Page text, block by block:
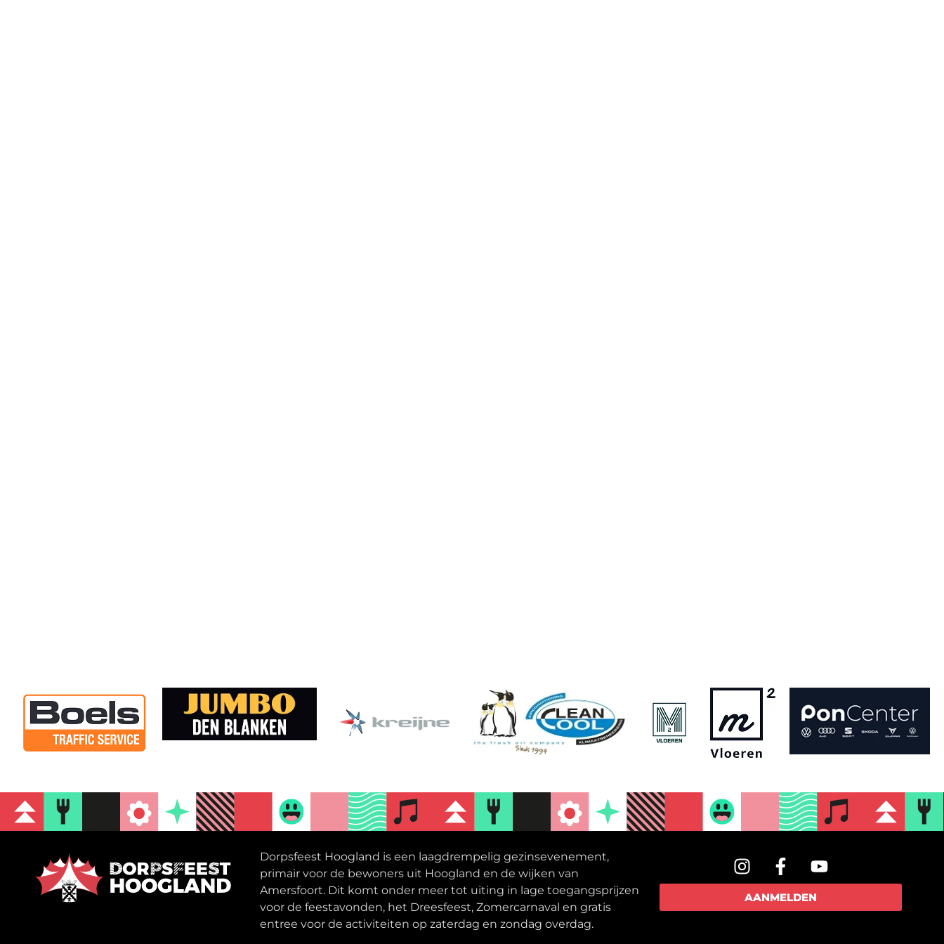
Dorpsfeest Hoogland is een laagdrempelig gezinsevenement,
primair voor de bewoners uit Hoogland en de wijken van
Amersfoort. Dit komt onder meer tot uiting in lage toegangsprijzen
voor de feestavonden, het Dreesfeest, Zomercarnaval en gratis
entree voor de activiteiten op zaterdag en zondag overdag.
AANMELDEN